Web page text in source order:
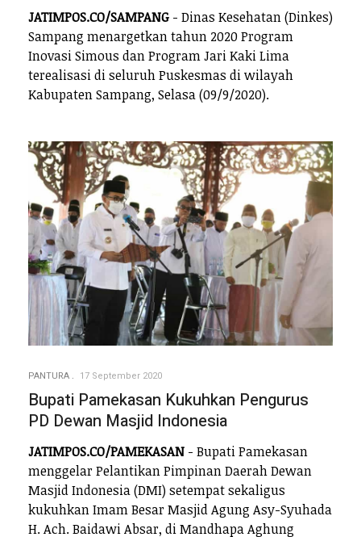
JATIMPOS.CO/SAMPANG - Dinas Kesehatan (Dinkes)
Sampang menargetkan tahun 2020 Program
Inovasi Simous dan Program Jari Kaki Lima
terealisasi di seluruh Puskesmas di wilayah
Kabupaten Sampang, Selasa (09/9/2020).
PANTURA 17 September 2020
Bupati Pamekasan Kukuhkan Pengurus
PD Dewan Masjid Indonesia
JATIMPOS.CO/PAMEKASAN - Bupati Pamekasan
menggelar Pelantikan Pimpinan Daerah Dewan
Masjid Indonesia (DMI) setempat sekaligus
kukuhkan Imam Besar Masjid Agung Asy-Syuhada
H. Ach. Baidawi Absar, di Mandhapa Aghung